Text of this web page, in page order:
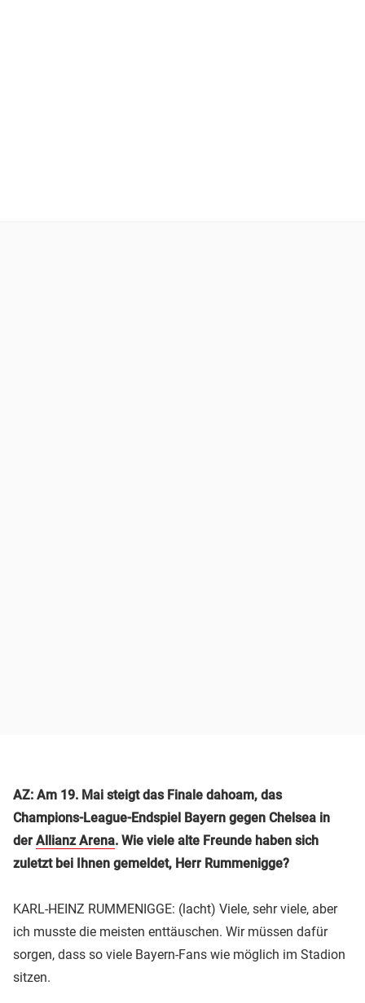
AZ: Am 19. Mai steigt das Finale dahoam, das
Champions-League-Endspiel Bayern gegen Chelsea in
der Allianz Arena. Wie viele alte Freunde haben sich
zuletzt bei Ihnen gemeldet, Herr Rummenigge?
KARL-HEINZ RUMMENIGGE: (lacht) Viele, sehr viele, aber
ich musste die meisten enttäuschen. Wir müssen dafür
sorgen, dass so viele Bayern-Fans wie möglich im Stadion
sitzen.